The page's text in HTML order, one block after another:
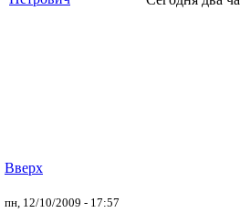
Вверх
пн, 12/10/2009 - 17:57